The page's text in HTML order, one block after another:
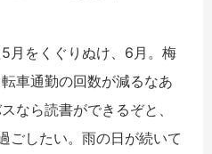
月をくぐりぬけ、6月。梅
車通勤の回数が減るなあ
なら読書ができるぞと、
ごしたい。雨の日が続いて